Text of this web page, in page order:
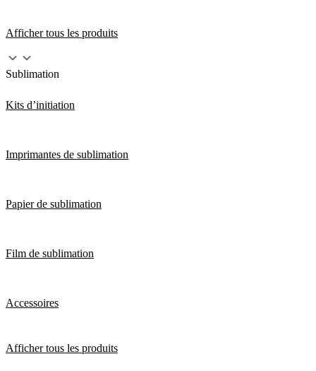
Afficher tous les produits
Sublimation
Kits d’initiation
Imprimantes de sublimation
Papier de sublimation
Film de sublimation
Accessoires
Afficher tous les produits